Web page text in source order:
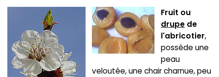
Fruit ou
drupe de
l'abricotier,
possède une
peau
veloutée, une chair charnue, peu